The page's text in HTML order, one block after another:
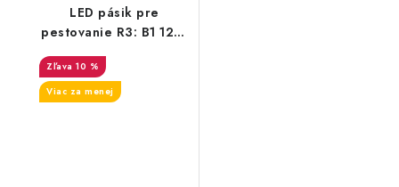
LED pásik pre
pestovanie R3: B1 12W
/m
10 %
Viac za menej